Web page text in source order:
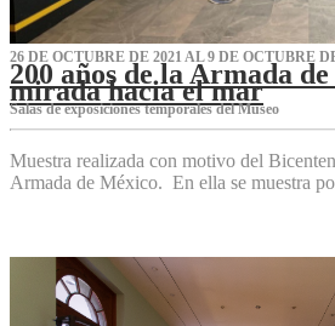
26 DE OCTUBRE DE 2021 AL 9 DE OCTUBRE
200 años de la Armada
mirada hacia el mar
Salas de exposiciones temporales del Museo‌
Muestra realizada con motivo del
Armada de México. En ella se muestra